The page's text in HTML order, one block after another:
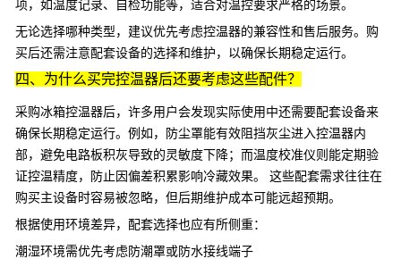
项，如温度记录、自检功能等，适合对温控要求严格的场景。
无论选择哪种类型，建议优先考虑控温器的兼容性和售后服务。购
买后还需注意配套设备的选择和维护，以确保长期稳定运行。
四、为什么买完控温器后还要考虑这些配件？
采购冰箱控温器后，许多用户会发现实际使用中还需要配套设备来
确保长期稳定运行。例如，防尘罩能有效阻挡灰尘进入控温器内
部，避免电路板积灰导致的灵敏度下降；而温度校准仪则能定期验
证控温精度，防止因偏差积累影响冷藏效果。 这些配套需求往往在
购买主设备时容易被忽略，但后期维护成本可能远超预期。
根据使用环境差异，配套选择也应有所侧重：
潮湿环境需优先考虑防潮罩或防水接线端子